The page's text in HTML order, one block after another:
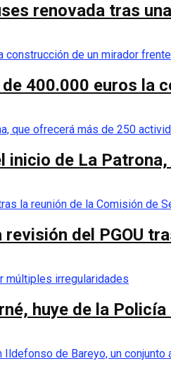
renovada tras
400.000 euros
inicio de La
del PGOU
huye de la